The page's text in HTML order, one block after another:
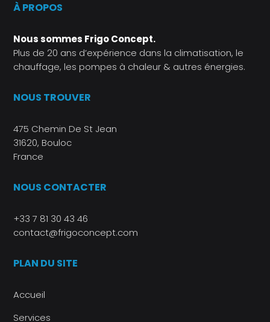
À PROPOS
Nous sommes Frigo Concept.
Plus de 20 ans d’expérience dans la climatisation, le
chauffage, les pompes à chaleur & autres énergies.
NOUS TROUVER
475 Chemin De St Jean
31620, Bouloc
France
NOUS CONTACTER
+33 7 81 30 43 46
contact@frigoconcept.com
PLAN DU SITE
Accueil
Services